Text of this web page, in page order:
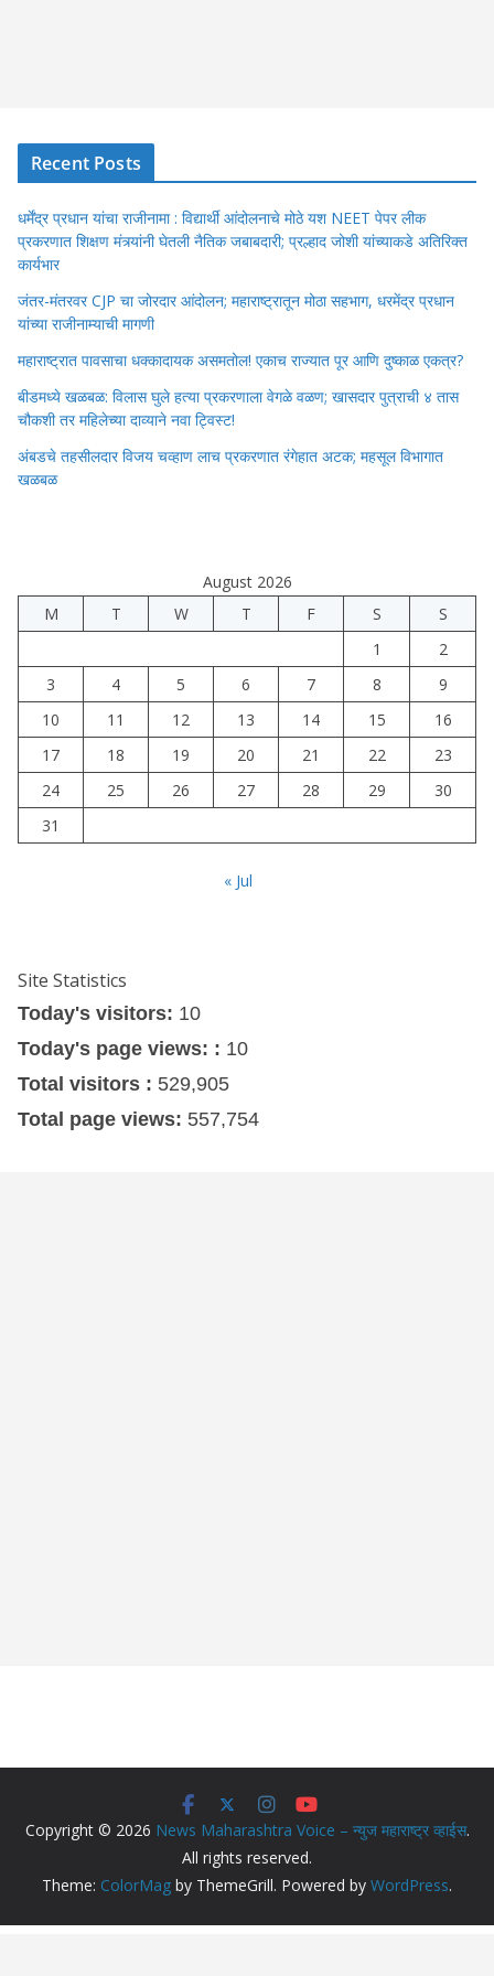
Recent Posts
धर्मेंद्र प्रधान यांचा राजीनामा : विद्यार्थी आंदोलनाचे मोठे यश NEET पेपर लीक
प्रकरणात शिक्षण मंत्र्यांनी घेतली नैतिक जबाबदारी; प्रल्हाद जोशी यांच्याकडे अतिरिक्त
कार्यभार
जंतर-मंतरवर CJP चा जोरदार आंदोलन; महाराष्ट्रातून मोठा सहभाग, धरमेंद्र प्रधान
यांच्या राजीनाम्याची मागणी
महाराष्ट्रात पावसाचा धक्कादायक असमतोल! एकाच राज्यात पूर आणि दुष्काळ एकत्र?
बीडमध्ये खळबळ: विलास घुले हत्या प्रकरणाला वेगळे वळण; खासदार पुत्राची ४ तास
चौकशी तर महिलेच्या दाव्याने नवा ट्विस्ट!
अंबडचे तहसीलदार विजय चव्हाण लाच प्रकरणात रंगेहात अटक; महसूल विभागात
खळबळ
August 2026
M
T W T F S
S
1
2
3
4 5 6 7 8
9
10
11 12 13 14 15
16
17
18 19 20 21 22
23
24
25 26 27 28 29
30
31
« Jul
Site Statistics
Today's visitors: 10
Today's page views: : 10
Total visitors : 529,905
Total page views: 557,754
Copyright © 2026 News Maharashtra Voice – न्युज महाराष्ट्र व्हाईस.
All rights reserved.
Theme: ColorMag by ThemeGrill. Powered by WordPress.